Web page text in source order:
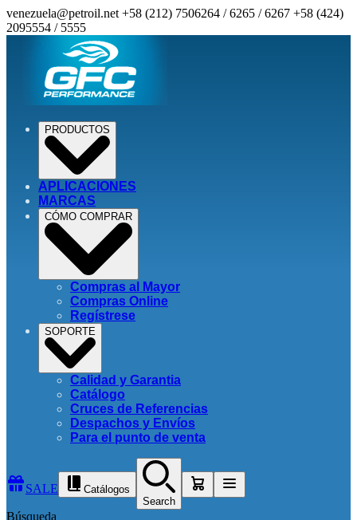
venezuela@petroil.net +58 (212) 7506264 / 6265 / 6267 +58 (424)
2095554 / 5555
PRODUCTOS
APLICACIONES
MARCAS
CÓMO COMPRAR
Compras al Mayor
Compras Online
Regístrese
SOPORTE
Calidad y Garantia
Catálogo
Cruces de Referencias
Despachos y Envíos
Para el punto de venta
SALE
Catálogos
Search
Búsqueda